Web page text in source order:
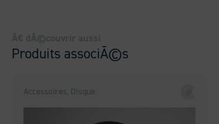
Produits associÃ©s
Accessoires, Disque